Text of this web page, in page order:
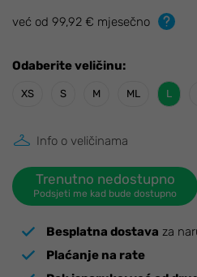
već od 99,92 € mjesečno
Odaberite veličinu:
XS S M ML L
Info o veličinama
Trenutno nedostupno
Podsjeti me kad bude dostupno
Besplatna dostava za
Plaćanje na rate